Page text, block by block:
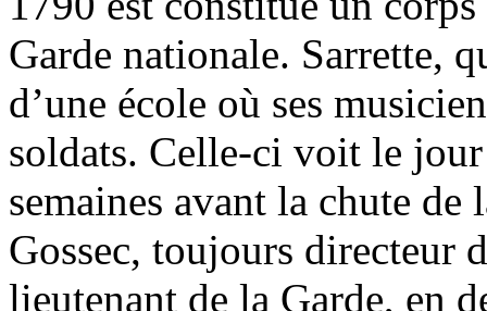
Garde nationale. Sarrette,
d’une école où ses
soldats. Celle-ci voit le
semaines avant la chute
Gossec, toujours directeur
lieutenant de la Garde, en